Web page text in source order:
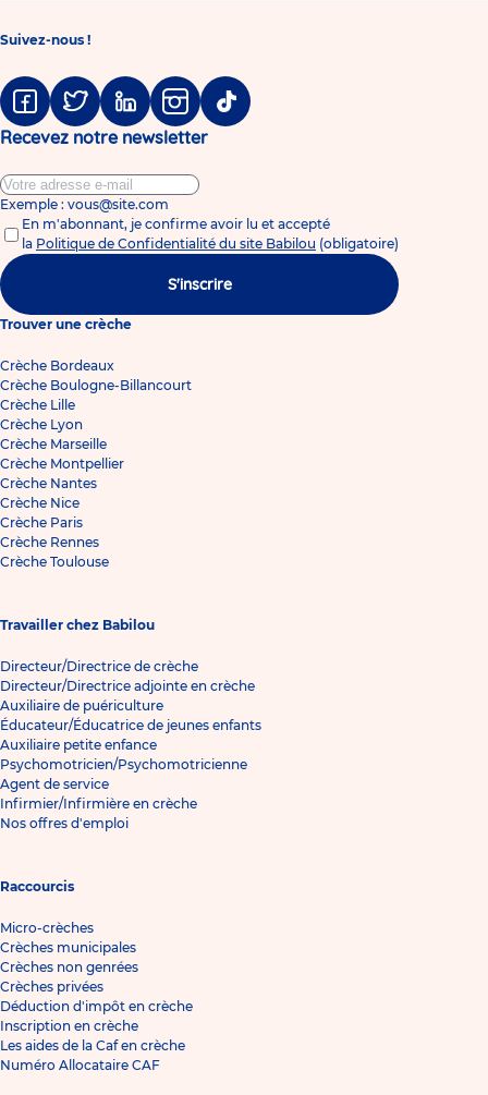
Suivez-nous !
FacebookTwitter LinkedinInstagramTiktok
Recevez notre newsletter
Exemple : vous@site.com
En m'abonnant, je confirme avoir lu et accepté
la Politique de Confidentialité du site Babilou (obligatoire)
S'inscrire
Trouver une crèche
Crèche Bordeaux
Crèche Boulogne-Billancourt
Crèche Lille
Crèche Lyon
Crèche Marseille
Crèche Montpellier
Crèche Nantes
Crèche Nice
Crèche Paris
Crèche Rennes
Crèche Toulouse
Travailler chez Babilou
Directeur/Directrice de crèche
Directeur/Directrice adjointe en crèche
Auxiliaire de puériculture
Éducateur/Éducatrice de jeunes enfants
Auxiliaire petite enfance
Psychomotricien/Psychomotricienne
Agent de service
Infirmier/Infirmière en crèche
Nos offres d'emploi
Raccourcis
Micro-crèches
Crèches municipales
Crèches non genrées
Crèches privées
Déduction d'impôt en crèche
Inscription en crèche
Les aides de la Caf en crèche
Numéro Allocataire CAF